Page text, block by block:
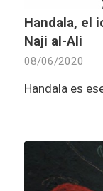
Handala, el
Naji al-Ali
08/06/2020
Handala es